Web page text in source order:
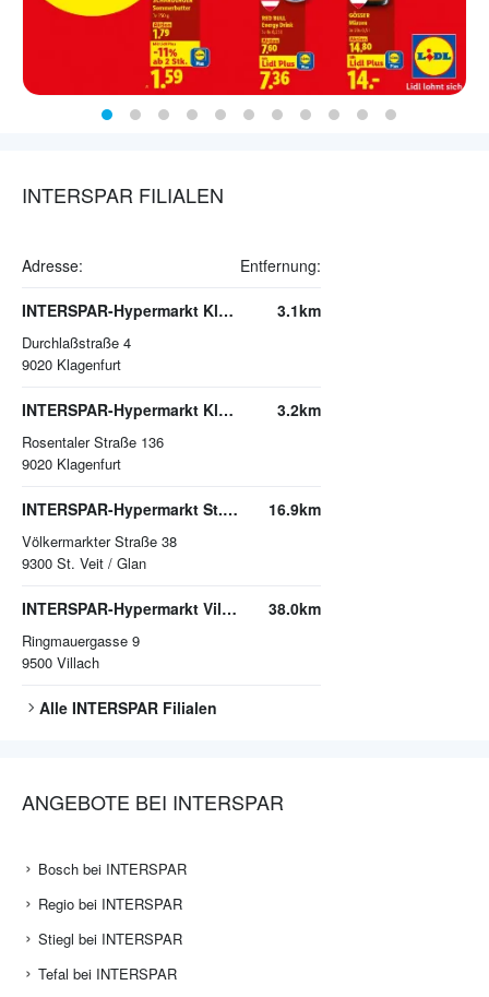
INTERSPAR FILIALEN
Adresse: Entfernung:
INTERSPAR-Hypermarkt Klagenfurt
Durchlaßstraße 4
9020 Klagenfurt
3.1km
INTERSPAR-Hypermarkt Klagenfurt-Süd
Rosentaler Straße 136
9020 Klagenfurt
3.2km
INTERSPAR-Hypermarkt St. Veit/Glan
Völkermarkter Straße 38
9300 St. Veit / Glan
16.9km
INTERSPAR-Hypermarkt Villach
Ringmauergasse 9
9500 Villach
38.0km
Alle INTERSPAR Filialen
ANGEBOTE BEI INTERSPAR
Bosch bei INTERSPAR
Regio bei INTERSPAR
Stiegl bei INTERSPAR
Tefal bei INTERSPAR